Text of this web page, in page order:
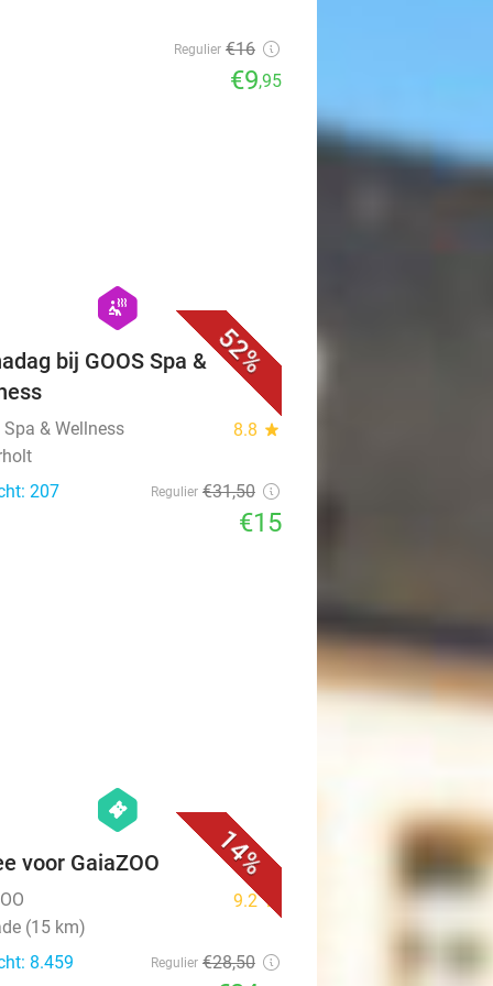
Regulier €16
€9,95
52%
hexagon
wellness
bij GOOS Spa &
Spa & Wellness 8.8 star
207
Regulier €31,50
€15
14%
hexagon
events
voor GaiaZOO
9.2star
(15 km)
8.459
Regulier €28,50